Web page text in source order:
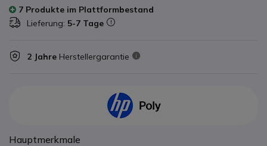
7 Produkte im Plattformbestand
Lieferung: 5-7 Tage
2 Jahre Herstellergarantie
Hauptmerkmale